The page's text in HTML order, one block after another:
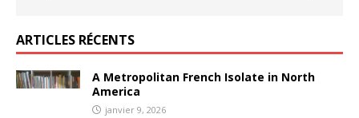
ARTICLES RÉCENTS
A Metropolitan French Isolate in North
America
janvier 9, 2026